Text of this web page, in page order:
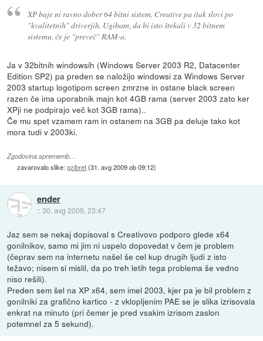
XP baje ni ravno dober 64 bitni sistem, Creative pa itak slovi po
"kvalitetnih" driverjih. Ugibam, da bi isto štekali v 32 bitnem
sistemu, če je "preveč" RAM-a.
Ja v 32bitnih windowsih (Windows Server 2003 R2, Datacenter
Edition SP2) pa preden se naložijo windowsi za Windows Server
2003 startup logotipom screen zmrzne in ostane black screen
razen če ima uporabnik majn kot 4GB rama (server 2003 zato ker
XPji ne podpirajo več kot 3GB rama)..
Če mu spet vzamem ram in ostanem na 3GB pa deluje tako kot
mora tudi v 2003ki.
Zgodovina sprememb…
zavarovalo slike:gzibret(31. avg 2009 ob 09:12)
ender
::30. avg 2009, 23:47
Jaz sem se nekaj dopisoval s Creativovo podporo glede x64
gonilnikov, samo mi jim ni uspelo dopovedat v čem je problem
(čeprav sem na internetu našel še cel kup drugih ljudi z isto
težavo; nisem si mislil, da po treh letih tega problema še vedno
niso rešili).
Preden sem šel na XP x64, sem imel 2003, kjer pa je bil problem z
gonilniki za grafično kartico - z vklopljenim PAE se je slika izrisovala
enkrat na minuto (pri čemer je pred vsakim izrisom zaslon
potemnel za 5 sekund).